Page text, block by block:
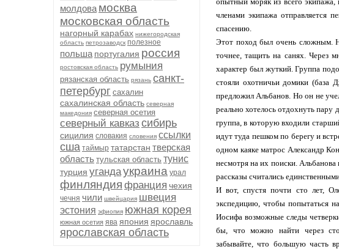
молдова москва
московская область
нагорный карабах нижегородская
область петрозаводск полезное
польша португалия россия
ростовская область румыния
рязанская область рязань санкт-
петербург сахалин
сахалинская область северная
македония северная осетия
северный кавказ сибирь
сицилия словакия словения ссылки
сша таймыр татарстан тверская
область тульская область тунис
турция угандаукраина урал
финляндия франция чехия
чечня чили швейцария швеция
эстония эфиопия южная корея
южная осетия ява япония ярославль
ярославская область
членами экипажа
спасению.
Этот поход был очень сложным.
точнее, тащить на санях. Через
характер был жуткий. Группа
стояли охотничьи домики (база
предложил Альбанов. Но он не
реально хотелось отдохнуть пару
группа, в которую входили
идут туда пешком по берегу и
одном каяке матрос Александр
несмотря на их поиски.
рассказы считались
И вот, спустя почти сто лет,
экспедицию, чтобы попытаться
Иосифа возможные следы
бы, что можно найти через
забывайте, что большую часть